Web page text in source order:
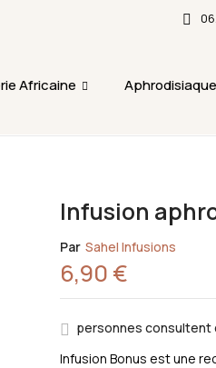
Africaine
Infusion
Par Sahel Infusions
6,90 €
personnes consultent
Infusion Bonus est une
ni remise en